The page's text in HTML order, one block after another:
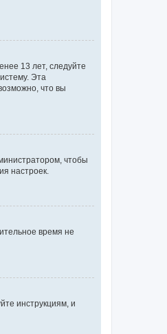
13 лет, следуйте
Эта
что вы
чтобы
настроек.
время не
инструкциям, и